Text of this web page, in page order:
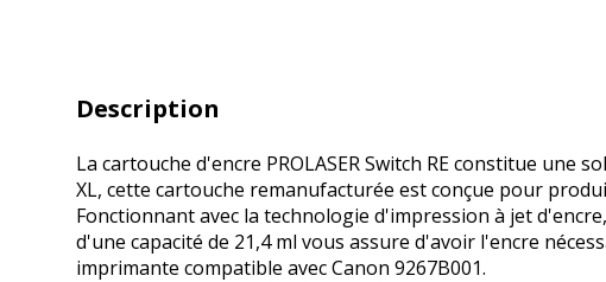
Description
La cartouche d'encre PROLASER Switch RE constitue
XL, cette cartouche remanufacturée est conçue pour
Fonctionnant avec la technologie d'impression à jet
d'une capacité de 21,4 ml vous assure d'avoir l'encre
imprimante compatible avec Canon 9267B001.